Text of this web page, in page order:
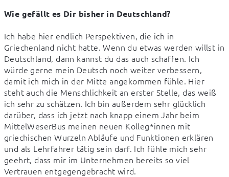
Wie gefällt es Dir bisher in Deutschland?
Ich habe hier endlich Perspektiven, die ich in
Griechenland nicht hatte. Wenn du etwas werden willst in
Deutschland, dann kannst du das auch schaffen. Ich
würde gerne mein Deutsch noch weiter verbessern,
damit ich mich in der Mitte angekommen fühle. Hier
steht auch die Menschlichkeit an erster Stelle, das weiß
ich sehr zu schätzen. Ich bin außerdem sehr glücklich
darüber, dass ich jetzt nach knapp einem Jahr beim
MittelWeserBus meinen neuen Kolleg*innen mit
griechischen Wurzeln Abläufe und Funktionen erklären
und als Lehrfahrer tätig sein darf. Ich fühle mich sehr
geehrt, dass mir im Unternehmen bereits so viel
Vertrauen entgegengebracht wird.